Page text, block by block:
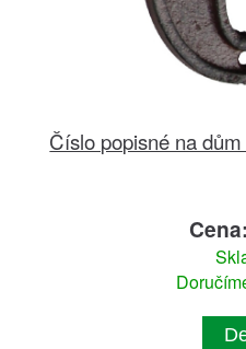
Číslo popisné na